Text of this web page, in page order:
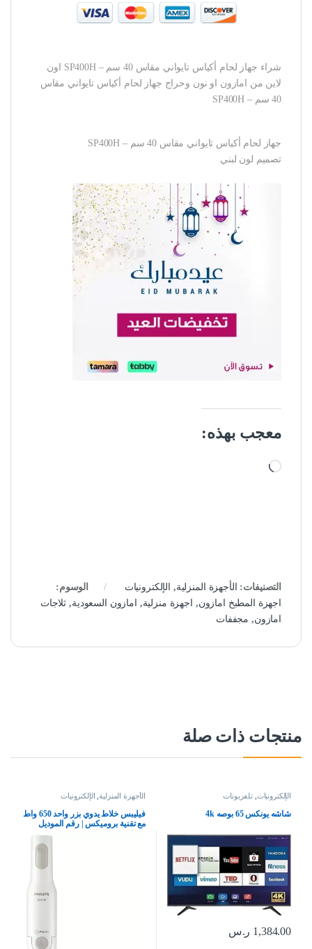
شراء جهاز لحام أكياس تايواني مقاس 40 سم – SP400H اون
لاين من امازون او نون وحراج جهاز لحام أكياس تايواني مقاس
40 سم – SP400H
جهاز لحام أكياس تايواني مقاس 40 سم – SP400H
تصميم لون لبني
معجب بهذه:
جاري التحميل…
التصنيفات: الأجهزة المنزلية, الإلكترونيات
الوسوم:
اجهزة المطبخ امازون, اجهزة منزلية, امازون السعودية, ثلاجات
امازون, مجففات
منتجات ذات صلة
الإلكترونيات ,تلفزيونات
شاشه يونكس 65 بوصه 4k
1,384.00 ر.س
الأجهزة المنزلية, الإلكترونيات
فيليبس خلاط يدوي بزر واحد 650 واط
مع تقنية بروميكس | رقم الموديل